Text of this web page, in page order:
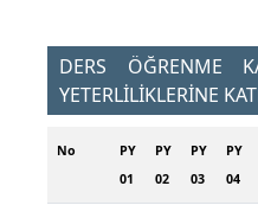
DERS ÖĞRENME
YETERLİLİKLERİNE
No
PY
01
PY
02
PY
03
PY
04